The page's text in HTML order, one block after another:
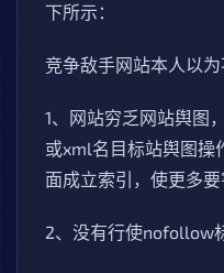
下所示：
竞争敌手网站本人以为
1、网站穷乏网站舆图
或xml名目标站舆图操
面成立索引，使更多要
2、没有行使nofollow